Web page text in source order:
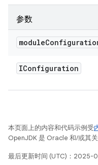
参数
module
IConfiguration
本页面上的内容和代码示例受
OpenJDK 是 Oracle 和/或其关
最后更新时间 (UTC)：2025-